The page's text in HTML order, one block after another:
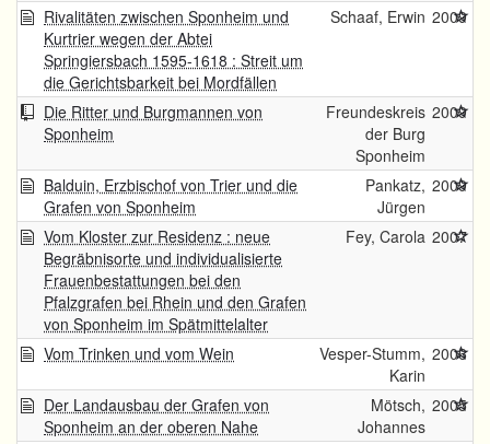
Rivalitäten zwischen Sponheim und
Kurtrier wegen der Abtei
Springiersbach 1595-1618 : Streit um
die Gerichtsbarkeit bei Mordfällen
Schaaf, Erwin 2009
Die Ritter und Burgmannen von
Sponheim
Freundeskreis
der Burg
Sponheim
2009
Balduin, Erzbischof von Trier und die
Grafen von Sponheim
Pankatz,
Jürgen
2009
Vom Kloster zur Residenz : neue
Begräbnisorte und individualisierte
Frauenbestattungen bei den
Pfalzgrafen bei Rhein und den Grafen
von Sponheim im Spätmittelalter
Fey, Carola 2007
Vom Trinken und vom Wein
Vesper-Stumm,
Karin
2006
Der Landausbau der Grafen von
Sponheim an der oberen Nahe
Mötsch,
Johannes
2005